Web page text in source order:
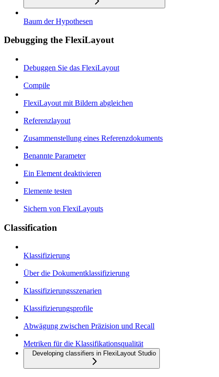
Baum der Hypothesen
Debugging the FlexiLayout
Debuggen Sie das FlexiLayout
Compile
FlexiLayout mit Bildern abgleichen
Referenzlayout
Zusammenstellung eines Referenzdokuments
Benannte Parameter
Ein Element deaktivieren
Elemente testen
Sichern von FlexiLayouts
Classification
Klassifizierung
Über die Dokumentklassifizierung
Klassifizierungsszenarien
Klassifizierungsprofile
Abwägung zwischen Präzision und Recall
Metriken für die Klassifikationsqualität
Developing classifiers in FlexiLayout Studio